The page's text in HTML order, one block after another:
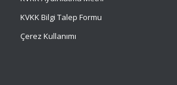
KVKK Bilgi Talep Formu
Çerez Kullanımı